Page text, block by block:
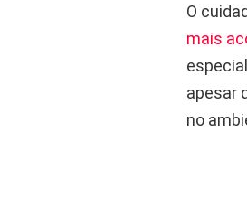
O
mais
apesar
no